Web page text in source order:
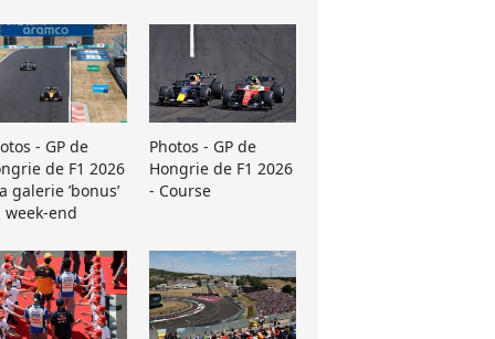
- GP de
de F1 2026
galerie ’bonus’
week-end
Photos - GP de
Hongrie de F1 2026
- Course